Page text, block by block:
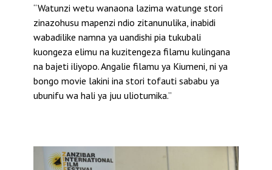
“Watunzi wetu wanaona lazima watunge stori
zinazohusu mapenzi ndio zitanunulika, inabidi
wabadilike namna ya uandishi pia tukubali
kuongeza elimu na kuzitengeza filamu kulingana
na bajeti iliyopo. Angalie filamu ya Kiumeni, ni ya
bongo movie lakini ina stori tofauti sababu ya
ubunifu wa hali ya juu uliotumika.”